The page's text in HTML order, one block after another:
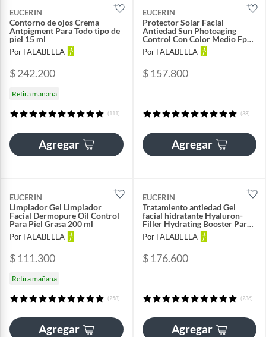
EUCERIN
Contorno de ojos Crema
Antpigment Para Todo tipo de
piel 15 ml
Por FALABELLA
$ 242.200
Retira mañana
(111)
Agregar
EUCERIN
Protector Solar Facial
Antiedad Sun Photoaging
Control Con Color Medio Fps
50+ 50 ml
Por FALABELLA
$ 157.800
(38)
Agregar
EUCERIN
Limpiador Gel Limpiador
Facial Dermopure Oil Control
Para Piel Grasa 200 ml
Por FALABELLA
$ 111.300
Retira mañana
(258)
Agregar
EUCERIN
Tratamiento antiedad Gel
facial hidratante Hyaluron-
Filler Hydrating Booster Para
Todo tipo de piel 30 ml
Por FALABELLA
$ 176.600
(236)
Agregar